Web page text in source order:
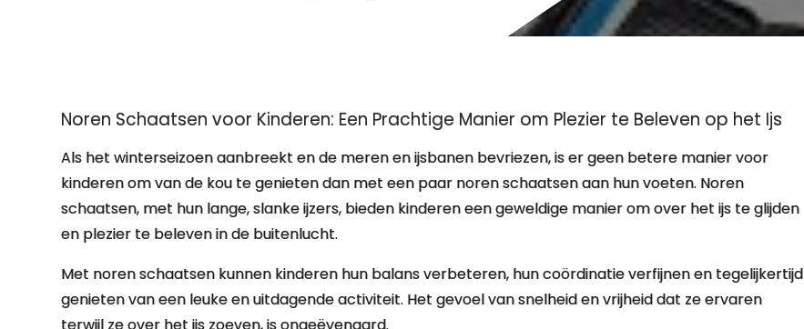
Noren Schaatsen voor Kinderen: Een Prachtige Manier om Plezier te Beleven op het Ijs
Als het winterseizoen aanbreekt en de meren en ijsbanen bevriezen, is er geen betere manier voor
kinderen om van de kou te genieten dan met een paar noren schaatsen aan hun voeten. Noren
schaatsen, met hun lange, slanke ijzers, bieden kinderen een geweldige manier om over het ijs te glijden
en plezier te beleven in de buitenlucht.
Met noren schaatsen kunnen kinderen hun balans verbeteren, hun coördinatie verfijnen en tegelijkertijd
genieten van een leuke en uitdagende activiteit. Het gevoel van snelheid en vrijheid dat ze ervaren